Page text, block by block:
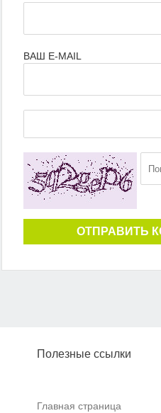
ВАШ E-MAIL
ОТПРАВИТЬ
Полезные ссылки
Главная страница